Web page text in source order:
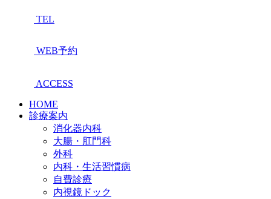
TEL
WEB予約
ACCESS
HOME
診療案内
消化器内科
大腸・肛門科
外科
内科・生活習慣病
自費診療
内視鏡ドック